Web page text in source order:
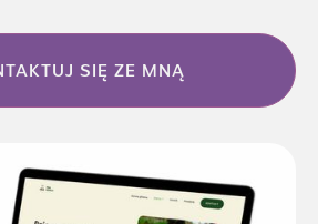
SIĘ ZE MNĄ